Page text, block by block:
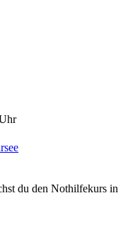
du den Nothilfekurs in